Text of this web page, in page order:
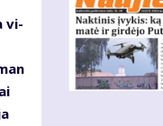
vi­